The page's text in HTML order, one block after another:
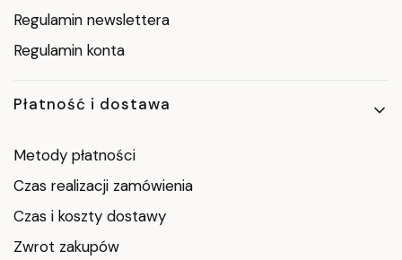
Regulamin newslettera
Regulamin konta
Płatność i dostawa
Metody płatności
Czas realizacji zamówienia
Czas i koszty dostawy
Zwrot zakupów